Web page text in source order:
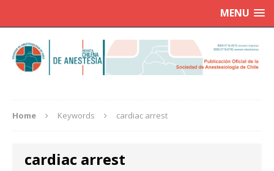
MENU
Home Keywords cardiac arrest
cardiac arrest